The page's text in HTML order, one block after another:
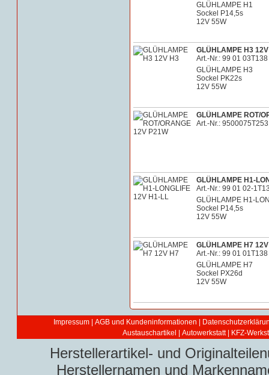
GLÜHLAMPE H1
Sockel P14,5s
12V 55W
GLÜHLAMPE H3
Art.-Nr.: 99 01 03T138
GLÜHLAMPE H3
Sockel PK22s
12V 55W
GLÜHLAMPE ROT/
Art.-Nr.: 9500075T253
GLÜHLAMPE H1-
Art.-Nr.: 99 01 02-
GLÜHLAMPE H1-
Sockel P14,5s
12V 55W
GLÜHLAMPE H7
Art.-Nr.: 99 01 01T138
GLÜHLAMPE H7
Sockel PX26d
12V 55W
Impressum AGB und Kundeninformationen
Austauschartikel
Autowerkstatt | KFZ-
Herstellerartikel- und
Herstellernamen und